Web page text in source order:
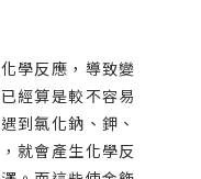
學反應，導致變
經算是較不容易
到氯化鈉、鉀、
就會產生化學反